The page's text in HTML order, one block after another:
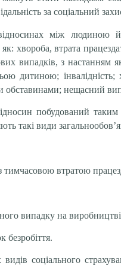
за соціальний
між людиною
хвороба, втрата
випадків, з настанням
дитиною; інвалідність;
обставинами; нещасний
побудований
такі види
з тимчасовою втратою
випадку на
безробіття.
видів соціального